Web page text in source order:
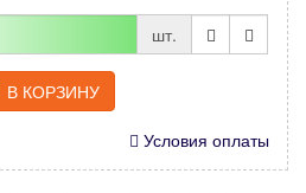
шт.
В КОРЗИНУ
Условия оплаты